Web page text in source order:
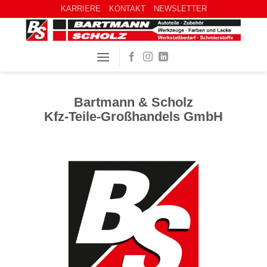
KARRIERE KONTAKT NEWSLETTER
Bartmann & Scholz
Kfz-Teile-Großhandels GmbH